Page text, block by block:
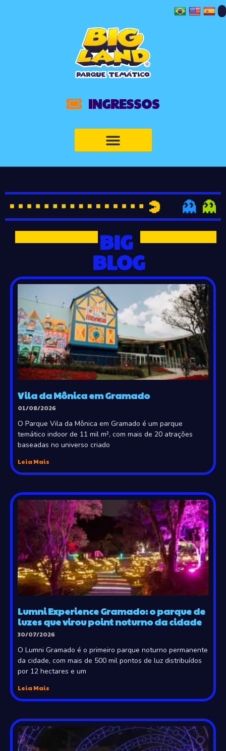
INGRESSOS
BIG
BLOG
Vila da Mônica em Gramado
01/08/2026
O Parque Vila da Mônica em Gramado é um parque
temático indoor de 11 mil m², com mais de 20 atrações
baseadas no universo criado
Leia Mais
Lumni Experience Gramado: o parque de
luzes que virou point noturno da cidade
30/07/2026
O Lumni Gramado é o primeiro parque noturno permanente
da cidade, com mais de 500 mil pontos de luz distribuídos
por 12 hectares e um
Leia Mais